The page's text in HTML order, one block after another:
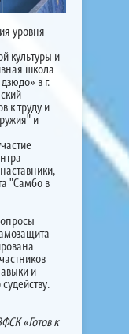
уровня
культуры и
школа
в г.
к труду и
и
"Самбо в
и
«Готов к